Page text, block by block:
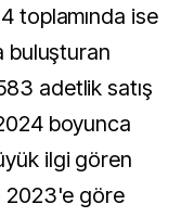
toplamında ise
buluşturan
adetlik satış
boyunca
ilgi gören
2023'e göre